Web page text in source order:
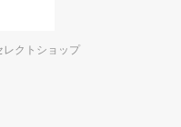
クトショップ